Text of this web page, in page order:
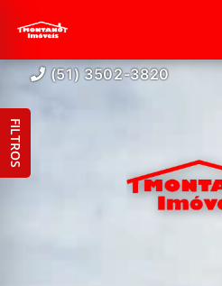
(51) 3502-3820
FILTROS